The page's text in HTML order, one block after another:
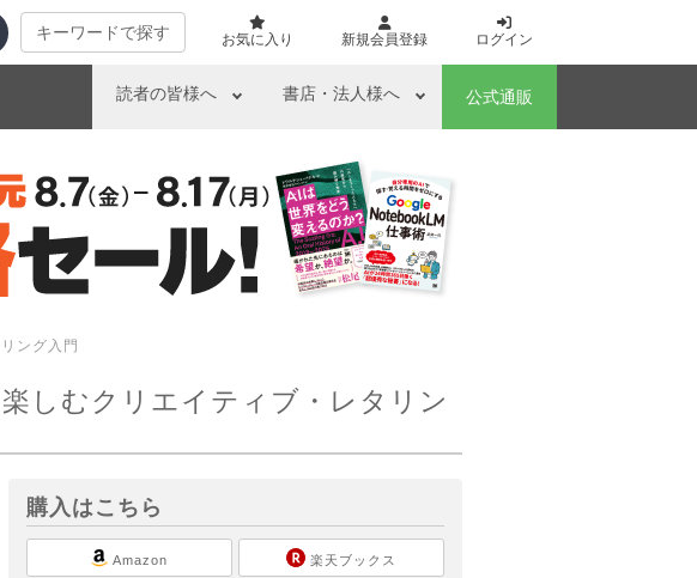
キーワードで探す お気に入り 新規会員登録 ログイン
読者の皆様へ 書店・法人様へ 公式通販
ング入門
しむクリエイティブ・レタリン
購入はこちら
Amazon 楽天ブックス